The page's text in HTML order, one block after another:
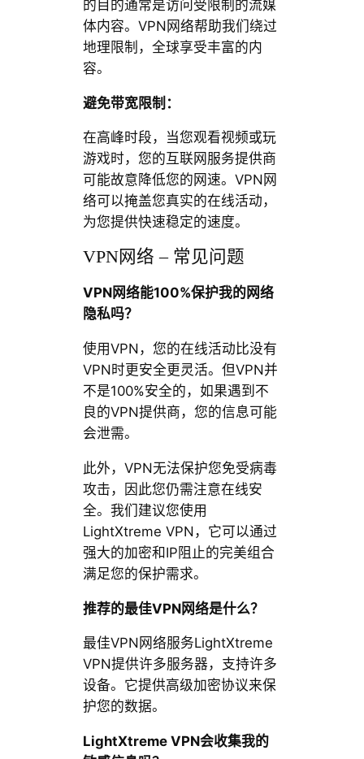
的目的通常是访问受限制的流媒
体内容。VPN网络帮助我们绕过
地理限制，全球享受丰富的内
容。
避免带宽限制：
在高峰时段，当您观看视频或玩
游戏时，您的互联网服务提供商
可能故意降低您的网速。VPN网
络可以掩盖您真实的在线活动，
为您提供快速稳定的速度。
VPN网络 – 常见问题
VPN网络能100%保护我的网络
隐私吗？
使用VPN，您的在线活动比没有
VPN时更安全更灵活。但VPN并
不是100%安全的，如果遇到不
良的VPN提供商，您的信息可能
会泄需。
此外，VPN无法保护您免受病毒
攻击，因此您仍需注意在线安
全。我们建议您使用
LightXtreme VPN，它可以通过
强大的加密和IP阻止的完美组合
满足您的保护需求。
推荐的最佳VPN网络是什么？
最佳VPN网络服务LightXtreme
VPN提供许多服务器，支持许多
设备。它提供高级加密协议来保
护您的数据。
LightXtreme VPN会收集我的